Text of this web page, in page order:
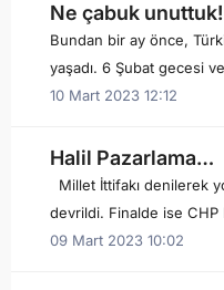
Ne çabuk unuttuk!
Bundan bir ay önce,
yaşadı. 6 Şubat gecesi
10 Mart 2023 12:12
Halil Pazarlama…
Millet İttifakı denilerek
devrildi. Finalde ise CHP
09 Mart 2023 10:02